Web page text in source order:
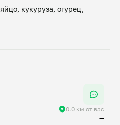
кукуруза, огурец,
0.0 км от вас
—